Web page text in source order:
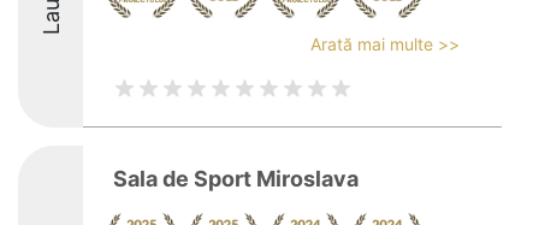
Arată mai multe >>
Sala de Sport Miroslava